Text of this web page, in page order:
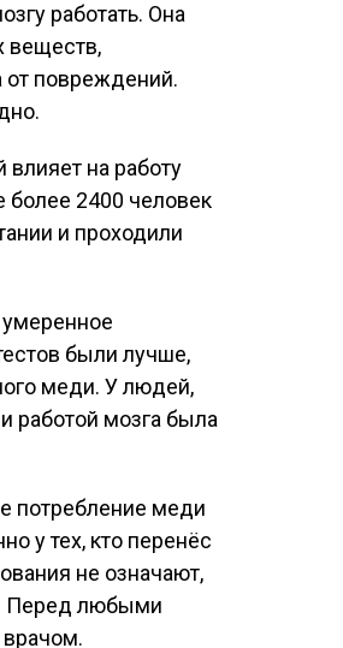
работать. Она
веществ,
от повреждений.
на работу
2400 человек
и проходили
умеренное
были лучше,
меди. У людей,
работой мозга была
потребление меди
у тех, кто перенёс
не означают,
Перед любыми